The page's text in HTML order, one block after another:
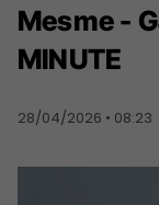
Mesme -
MINUTE
28/04/2026 • 08:23